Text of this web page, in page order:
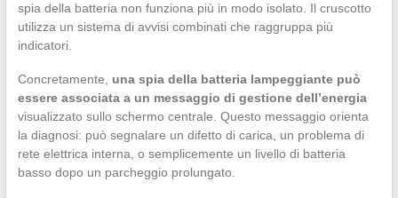
spia della batteria non funziona più in modo isolato. Il cruscotto
utilizza un sistema di avvisi combinati che raggruppa più
indicatori.
Concretamente, una spia della batteria lampeggiante può
essere associata a un messaggio di gestione dell’energia
visualizzato sullo schermo centrale. Questo messaggio orienta
la diagnosi: può segnalare un difetto di carica, un problema di
rete elettrica interna, o semplicemente un livello di batteria
basso dopo un parcheggio prolungato.